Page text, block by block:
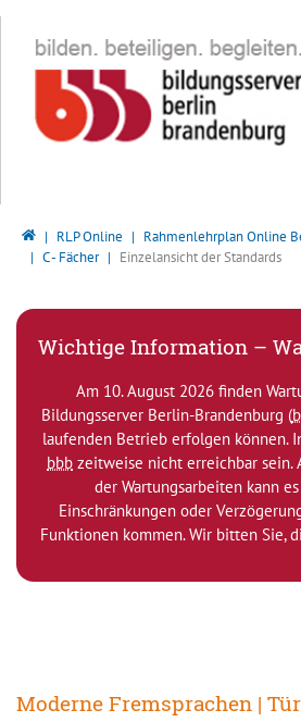
Bildungsserver Berlin - Brandenburg
RLP Online
Rahmenlehrplan Online
C - Fächer
Einzelansicht der Standards
Wichtige Information –
Am 10. August 2026 finden
Bildungsserver Berlin-Brandenburg (
laufenden Betrieb erfolgen können.
bbb zeitweise nicht erreichbar sein.
der Wartungsarbeiten kann
Einschränkungen oder
Funktionen kommen. Wir bitten Sie,
Moderne Fremsprachen |